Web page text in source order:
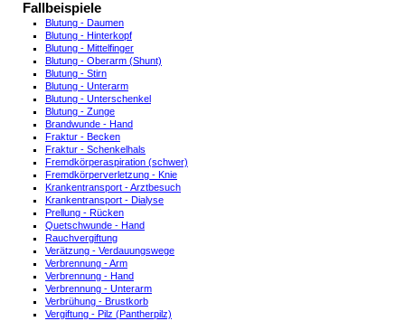
Fallbeispiele
Blutung - Daumen
Blutung - Hinterkopf
Blutung - Mittelfinger
Blutung - Oberarm (Shunt)
Blutung - Stirn
Blutung - Unterarm
Blutung - Unterschenkel
Blutung - Zunge
Brandwunde - Hand
Fraktur - Becken
Fraktur - Schenkelhals
Fremdkörperaspiration (schwer)
Fremdkörperverletzung - Knie
Krankentransport - Arztbesuch
Krankentransport - Dialyse
Prellung - Rücken
Quetschwunde - Hand
Rauchvergiftung
Verätzung - Verdauungswege
Verbrennung - Arm
Verbrennung - Hand
Verbrennung - Unterarm
Verbrühung - Brustkorb
Vergiftung - Pilz (Pantherpilz)